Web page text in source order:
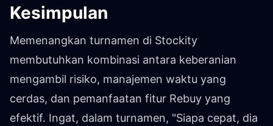
Kesimpulan
Memenangkan turnamen di Stockity
membutuhkan kombinasi antara keberanian
mengambil risiko, manajemen waktu yang
cerdas, dan pemanfaatan fitur Rebuy yang
efektif. Ingat, dalam turnamen, "Siapa cepat, dia